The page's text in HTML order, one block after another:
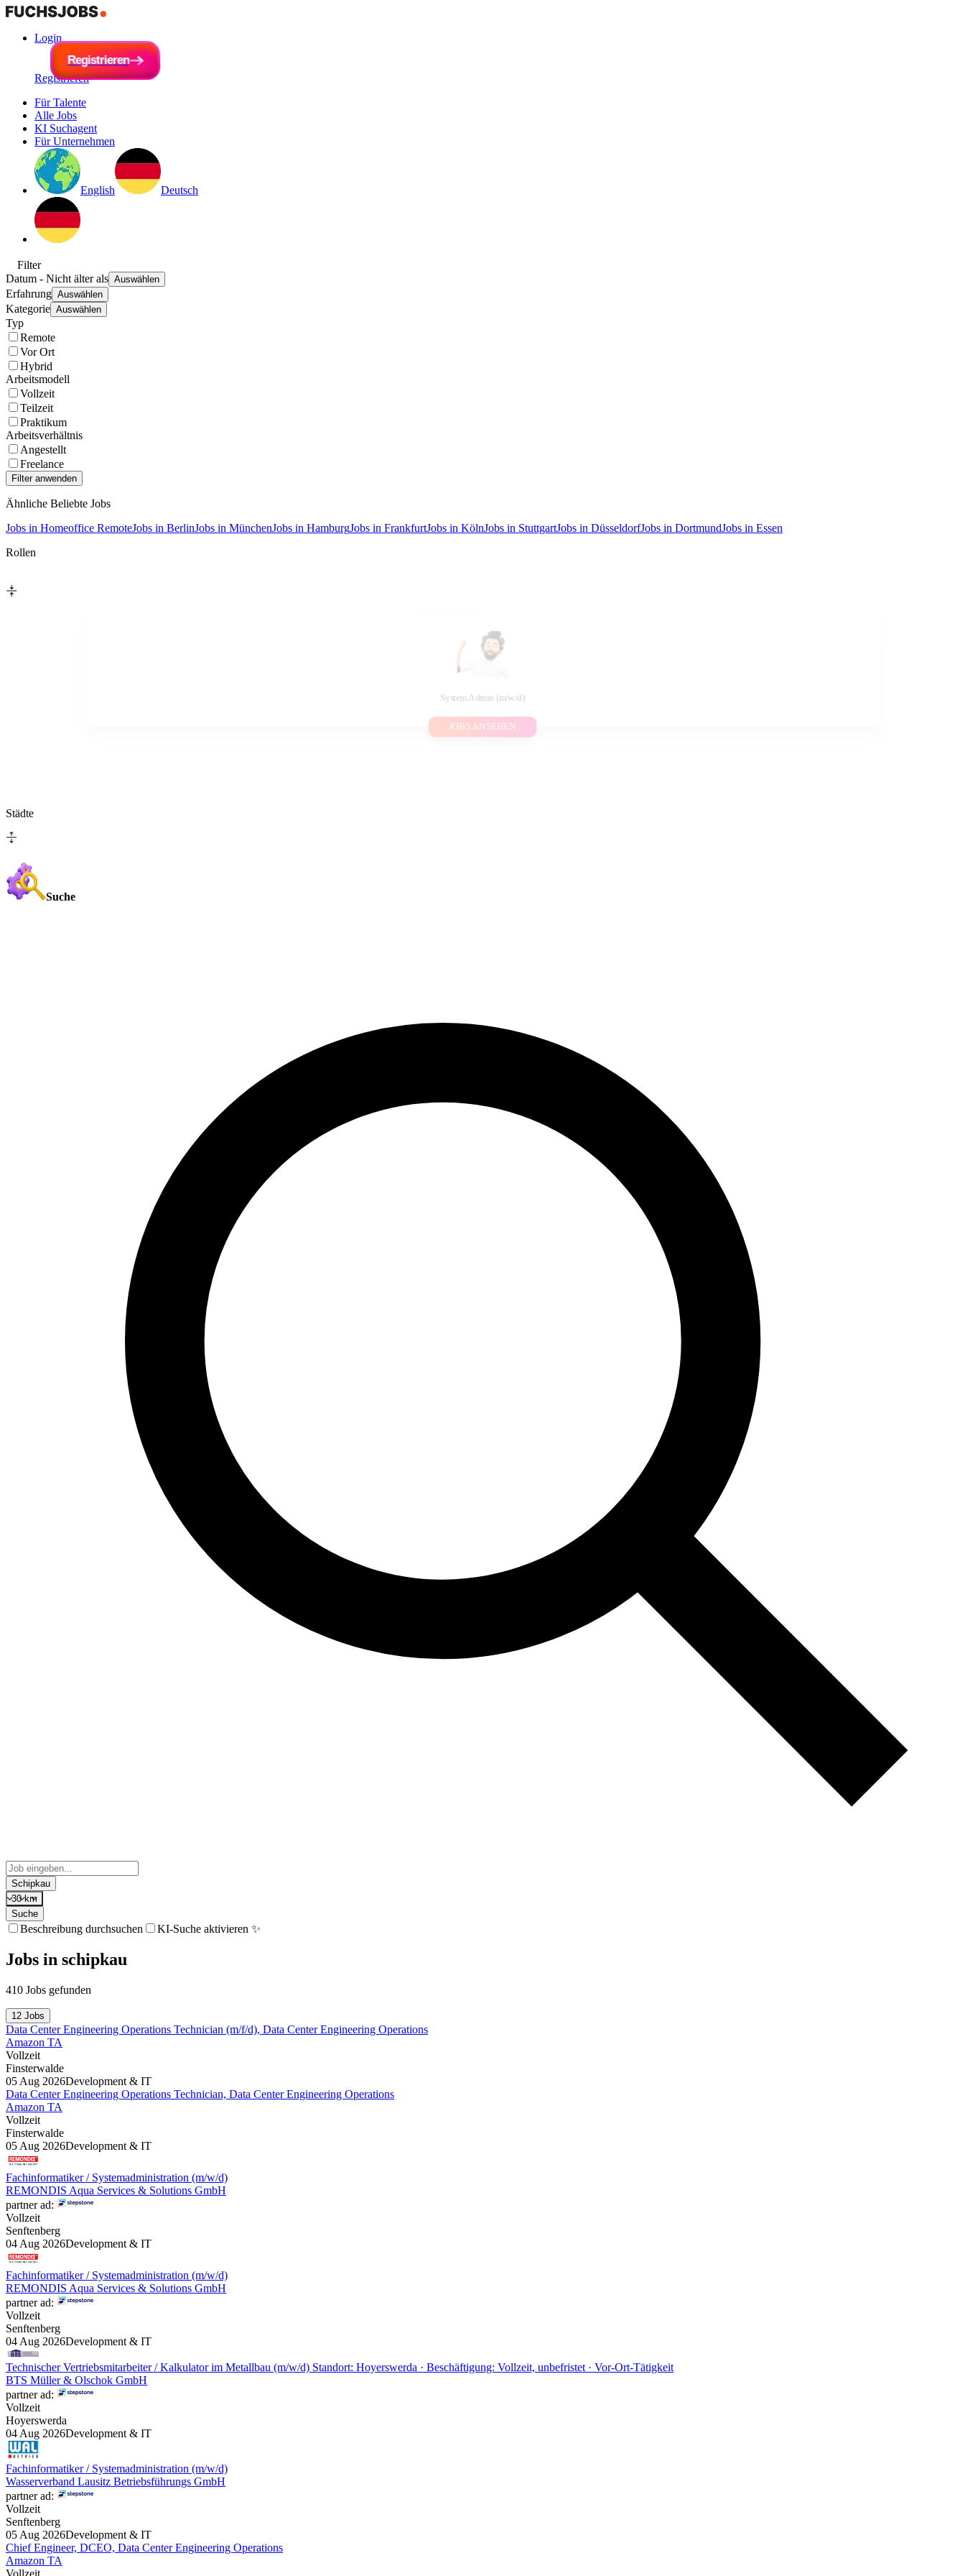
Login
Registrieren
Registrieren
Registrieren
Für Talente
Alle Jobs
KI Suchagent
Für Unternehmen
English Deutsch
Filter
Datum - Nicht älter als Auswählen
Erfahrung Auswählen
Kategorie Auswählen
Typ
Remote
Vor Ort
Hybrid
Arbeitsmodell
Vollzeit
Teilzeit
Praktikum
Arbeitsverhältnis
Angestellt
Freelance
Ähnliche Beliebte Jobs
Jobs in Homeoffice RemoteJobs in BerlinJobs in MünchenJobs in HamburgJobs in FrankfurtJobs in KölnJobs in StuttgartJobs in DüsseldorfJobs in DortmundJobs in Essen
Rollen
System Admin (m/w/d)
JOBS ANSEHEN
Städte
Suche
Schipkau
30 km
Suche
Beschreibung durchsuchen KI-Suche aktivieren ✨
Jobs in schipkau
410 Jobs gefunden
12 Jobs
Data Center Engineering Operations Technician (m/f/d), Data Center Engineering Operations
Amazon TA
Vollzeit
Finsterwalde
05 Aug 2026Development & IT
Data Center Engineering Operations Technician, Data Center Engineering Operations
Amazon TA
Vollzeit
Finsterwalde
05 Aug 2026Development & IT
Fachinformatiker / Systemadministration (m/w/d)
REMONDIS Aqua Services & Solutions GmbH
partner ad:
Vollzeit
Senftenberg
04 Aug 2026Development & IT
Fachinformatiker / Systemadministration (m/w/d)
REMONDIS Aqua Services & Solutions GmbH
partner ad:
Vollzeit
Senftenberg
04 Aug 2026Development & IT
Technischer Vertriebsmitarbeiter / Kalkulator im Metallbau (m/w/d) Standort: Hoyerswerda · Beschäftigung: Vollzeit, unbefristet · Vor-Ort-Tätigkeit
BTS Müller & Olschok GmbH
partner ad:
Vollzeit
Hoyerswerda
04 Aug 2026Development & IT
Fachinformatiker / Systemadministration (m/w/d)
Wasserverband Lausitz Betriebsführungs GmbH
partner ad:
Vollzeit
Senftenberg
05 Aug 2026Development & IT
Chief Engineer, DCEO, Data Center Engineering Operations
Amazon TA
Vollzeit